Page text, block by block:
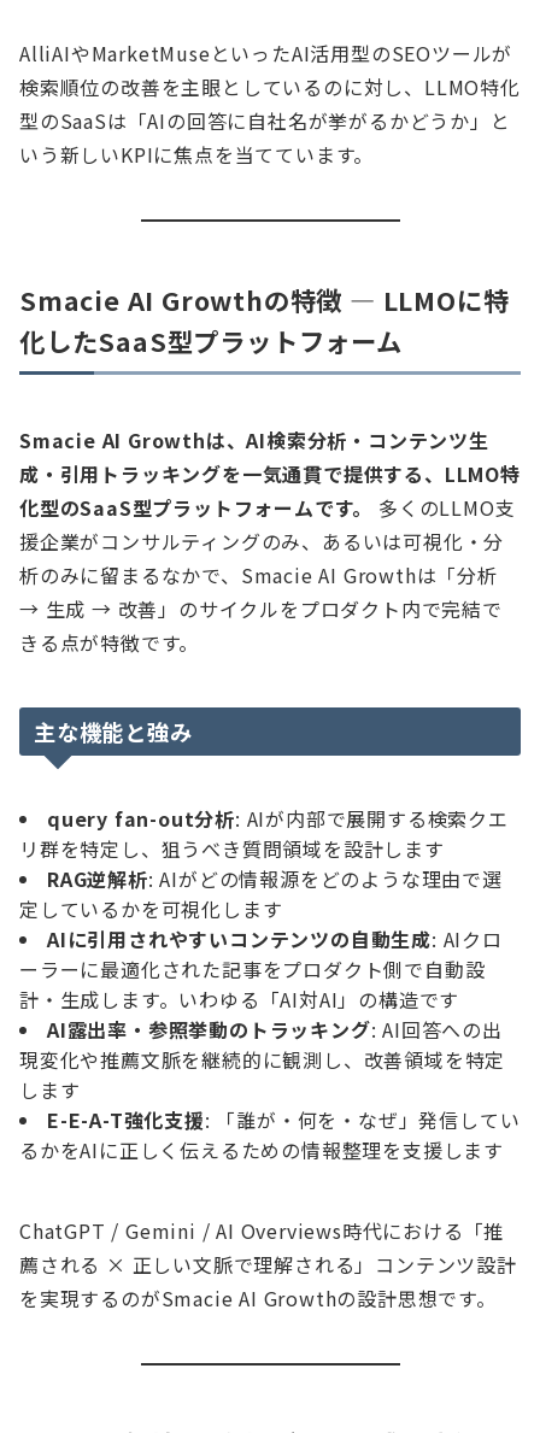
AlliAIやMarketMuseといったAI活用型のSEOツールが
検索順位の改善を主眼としているのに対し、LLMO特化
型のSaaSは「AIの回答に自社名が挙がるかどうか」と
いう新しいKPIに焦点を当てています。
Smacie AI Growthの特徴 — LLMOに特
化したSaaS型プラットフォーム
Smacie AI Growthは、AI検索分析・コンテンツ生
成・引用トラッキングを一気通貫で提供する、LLMO特
化型のSaaS型プラットフォームです。
多くのLLMO支
援企業がコンサルティングのみ、あるいは可視化・分
析のみに留まるなかで、Smacie AI Growthは「分析
→ 生成 → 改善」のサイクルをプロダクト内で完結で
きる点が特徴です。
主な機能と強み
query fan-out分析: AIが内部で展開する検索クエ
リ群を特定し、狙うべき質問領域を設計します
RAG逆解析: AIがどの情報源をどのような理由で選
定しているかを可視化します
AIに引用されやすいコンテンツの自動生成: AIクロ
ーラーに最適化された記事をプロダクト側で自動設
計・生成します。いわゆる「AI対AI」の構造です
AI露出率・参照挙動のトラッキング: AI回答への出
現変化や推薦文脈を継続的に観測し、改善領域を特定
します
E-E-A-T強化支援: 「誰が・何を・なぜ」発信してい
るかをAIに正しく伝えるための情報整理を支援します
ChatGPT / Gemini / AI Overviews時代における「推
薦される × 正しい文脈で理解される」コンテンツ設計
を実現するのがSmacie AI Growthの設計思想です。